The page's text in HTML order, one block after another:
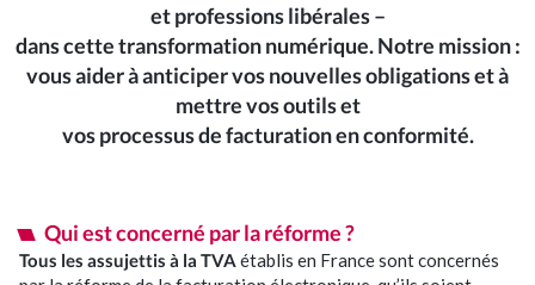
Je suis professionnel de santé
J’ai une association/CSE
Nos outils connectés
et professions libérales –
dans cette transformation numérique.Notre mission :
vous aider à anticiper vos nouvelles obligations et à
mettre vos outils et
vos processus de facturation en conformité.
Qui est concerné par la réforme ?
Tous les assujettis à la TVA établis en France sont concernés